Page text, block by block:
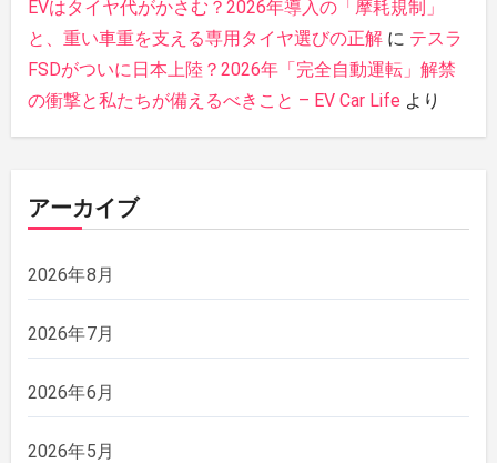
EVはタイヤ代がかさむ？2026年導入の「摩耗規制」
と、重い車重を支える専用タイヤ選びの正解に テスラ
FSDがついに日本上陸？2026年「完全自動運転」解禁
の衝撃と私たちが備えるべきこと – EV Car Life より
アーカイブ
2026年8月
2026年7月
2026年6月
2026年5月